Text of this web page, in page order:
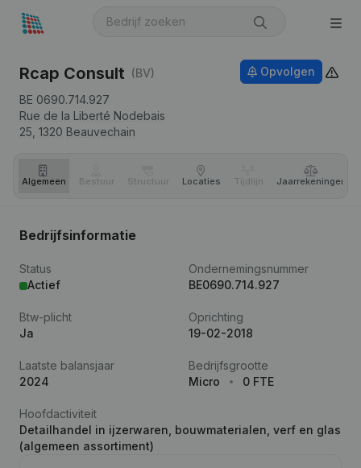
Rcap Consult (BV)
BE 0690.714.927
Rue de la Liberté Nodebais
25, 1320 Beauvechain
Opvolgen
Algemeen Bestuur Structuur Locaties Tijdlijn Jaar­rekeningen
Bedrijfsinformatie
Status
Actief
Ondernemingsnummer
BE0690.714.927
Btw-plicht
Ja
Oprichting
19-02-2018
Laatste balansjaar
2024
Bedrijfsgrootte
Micro
0 FTE
Hoofdactiviteit
Detailhandel in ijzerwaren, bouwmaterialen, verf en glas
(algemeen assortiment)